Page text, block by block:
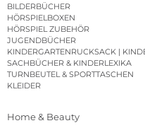
BILDERBÜCHER
HÖRSPIELBOXEN
HÖRSPIEL ZUBEHÖR
JUGENDBÜCHER
SACHBÜCHER & KINDERLEXIKA
TURNBEUTEL & SPORTTASCHEN
KLEIDER
Home & Beauty